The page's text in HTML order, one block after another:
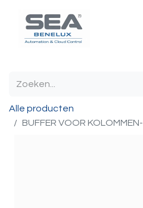
Alle producten
BUFFER VOOR